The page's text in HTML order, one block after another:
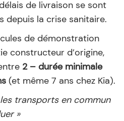
de livraison se sont
depuis la crise sanitaire.
de démonstration
constructeur d’origine,
2 – durée minimale
(et même 7 ans chez Kia).
transports en commun
»